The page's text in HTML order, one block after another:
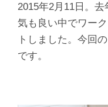
2015年2月11日。
気も良い中でワー
トしました。今回
です。